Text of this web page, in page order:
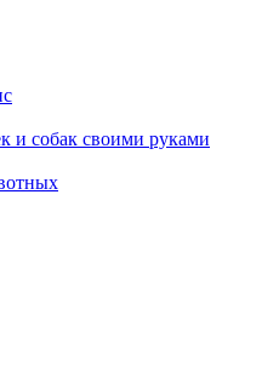
и собак своими руками